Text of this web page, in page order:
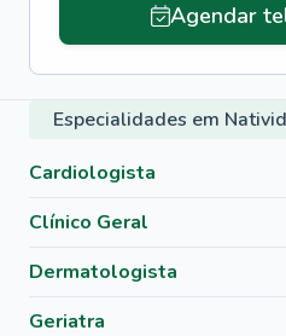
Agendar
Especialidades em
Cardiologista
Clínico Geral
Dermatologista
Geriatra